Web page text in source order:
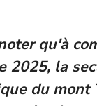
qu'à
2025, la
du mont